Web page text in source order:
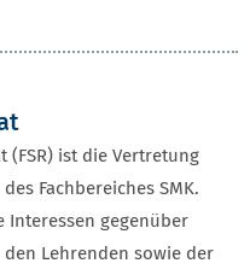
(FSR) ist die Vertretung
Fachbereiches SMK.
Interessen gegenüber
den Lehrenden sowie der